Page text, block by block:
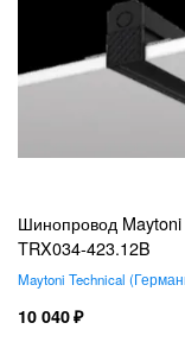
Шинопровод Maytoni
TRX034-423.12B
Maytoni Technical
10 040